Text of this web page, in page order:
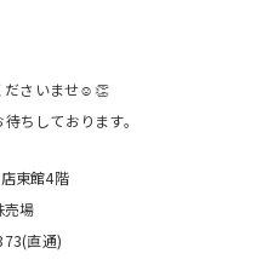
ださいませ☺️👏
ちしております。
東館4階
売場
直通)